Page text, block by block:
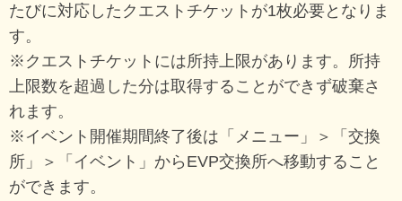
たびに対応したクエストチケットが1枚必要となりま
す。
※クエストチケットには所持上限があります。所持
上限数を超過した分は取得することができず破棄さ
れます。
※イベント開催期間終了後は「メニュー」＞「交換
所」＞「イベント」からEVP交換所へ移動すること
ができます。